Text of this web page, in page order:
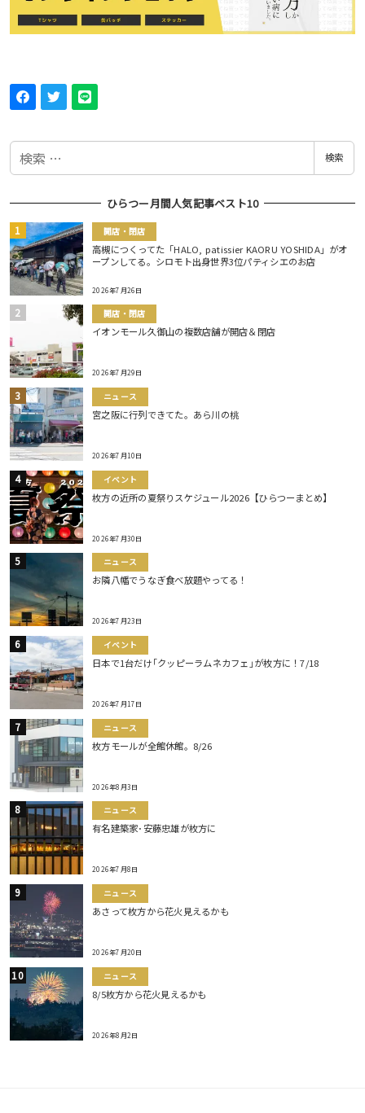
検
検索
ひらつー月間人気記事ベスト10
開店・閉店
高槻につくってた「HALO, patissier KAORU YOSHIDA」がオ
ープンしてる。シロモト出身世界3位パティシエのお店
2026年7月26日
開店・閉店
イオンモール久御山の複数店舗が開店＆閉店
2026年7月29日
ニュース
宮之阪に行列できてた。あら川の桃
2026年7月10日
イベント
枚方の近所の夏祭りスケジュール2026【ひらつーまとめ】
2026年7月30日
ニュース
お隣八幡でうなぎ食べ放題やってる！
2026年7月23日
イベント
日本で1台だけ｢クッピーラムネカフェ｣が枚方に！7/18
2026年7月17日
ニュース
枚方モールが全館休館。8/26
2026年8月3日
ニュース
有名建築家･安藤忠雄が枚方に
2026年7月8日
ニュース
あさって枚方から花火見えるかも
2026年7月20日
ニュース
8/5枚方から花火見えるかも
2026年8月2日